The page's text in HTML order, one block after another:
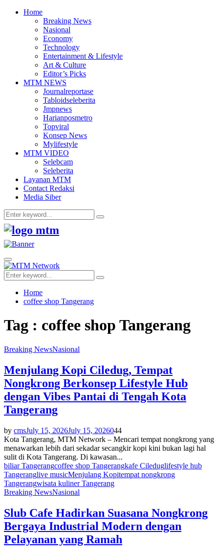
Home
Breaking News
Nasional
Economy
Technology
Entertainment & Lifestyle
Art & Culture
Editor’s Picks
MTM NEWS
Journalreportase
Tabloidseleberita
Jmpnews
Harianposmetro
Topviral
Konsep News
Mylifestyle
MTM VIDEO
Selebcam
Seleberita
Layanan MTM
Contact Redaksi
Media Siber
Search
for:
Search
Facebook
Twitter
Youtube
Primary
Menu
Search
for:
Search
Home
coffee shop Tangerang
Tag : coffee shop Tangerang
Breaking NewsNasional
Menjulang Kopi Ciledug, Tempat
Nongkrong Berkonsep Lifestyle Hub
dengan Vibes Pantai di Tengah Kota
Tangerang
by cmsJuly 15, 2026July 15, 2026044
Kota Tangerang, MTM Network – Mencari tempat nongkrong yang
menawarkan lebih dari sekadar secangkir kopi kini bukan lagi hal
sulit di Kota Tangerang. Di kawasan...
biliar Tangerangcoffee shop Tangerangkafe Cileduglifestyle hub
Tangeranglive musicMenjulang Kopitempat nongkrong
Tangerangwisata kuliner Tangerang
Breaking NewsNasional
Slub Cafe Hadirkan Suasana Nongkrong
Bergaya Industrial Modern dengan
Pelayanan yang Ramah